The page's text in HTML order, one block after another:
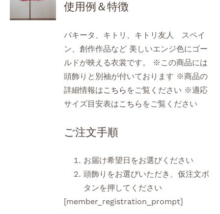
使用例＆特徴
パキータ、キトリ、キトリ友人 スペイ
ン、創作作品など 美しいエンジ色にゴー
ルドが映える衣裳です。 ※この商品には
頭飾りと別袖が付いております ※商品の
詳細情報はこちら をご覧ください ※適応
サイズ目安表はこちら をご覧ください
ご注文手順
お届け希望日をお選びください
頭飾りをお選びいただき、仮注文ボ
タンを押してください
[member_registration_prompt]